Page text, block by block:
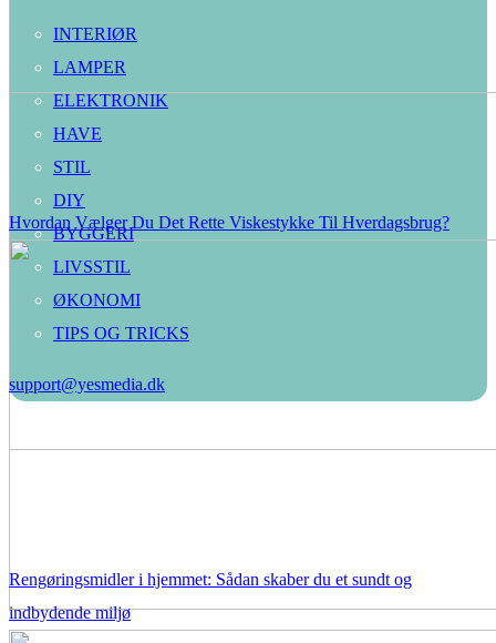
Hvordan Vælger Du Det Rette Viskestykke Til Hverdagsbrug?
Rengøringsmidler i hjemmet: Sådan skaber du et sundt og
indbydende miljø
INTERIØR
LAMPER
ELEKTRONIK
HAVE
STIL
DIY
BYGGERI
LIVSSTIL
ØKONOMI
TIPS OG TRICKS
support@yesmedia.dk